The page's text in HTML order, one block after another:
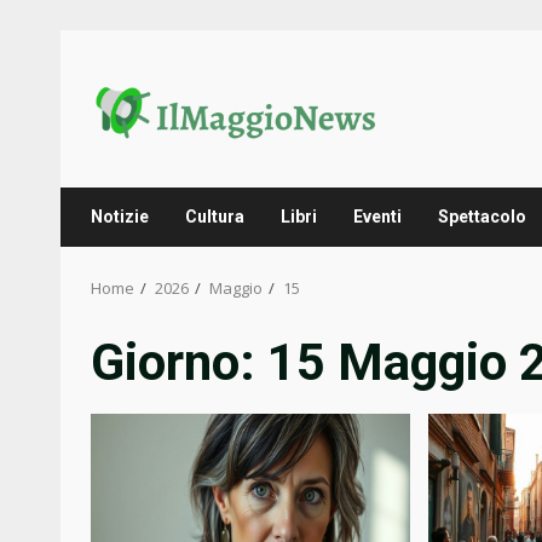
content
Notizie Cultura Libri Eventi Spettacolo
Home 2026 Maggio 15
Giorno: 15 Maggio